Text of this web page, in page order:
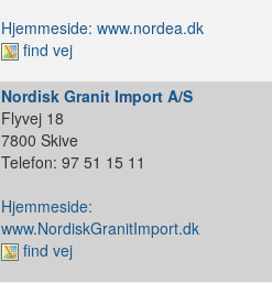
Hjemmeside: www.nordea.dk
find vej
Nordisk Granit Import A/S
Flyvej 18
7800 Skive
Telefon: 97 51 15 11
Hjemmeside:
www.NordiskGranitImport.dk
find vej